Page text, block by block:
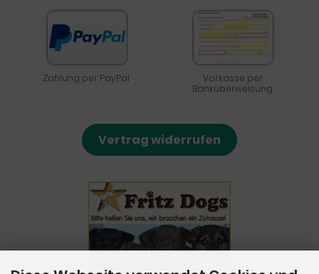
Zahlung per PayPal
Vorkasse per
Banküberweisung
Vertrag widerrufen